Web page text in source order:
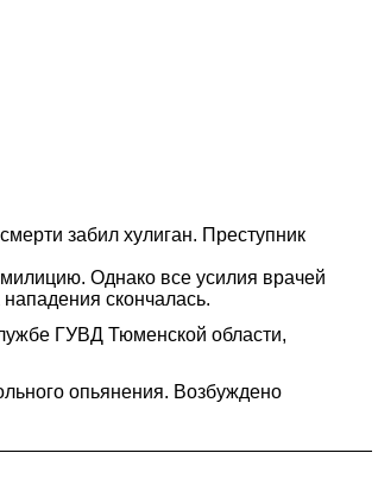
забил хулиган. Преступник
Однако все усилия врачей
скончалась.
ГУВД Тюменской области,
опьянения. Возбуждено